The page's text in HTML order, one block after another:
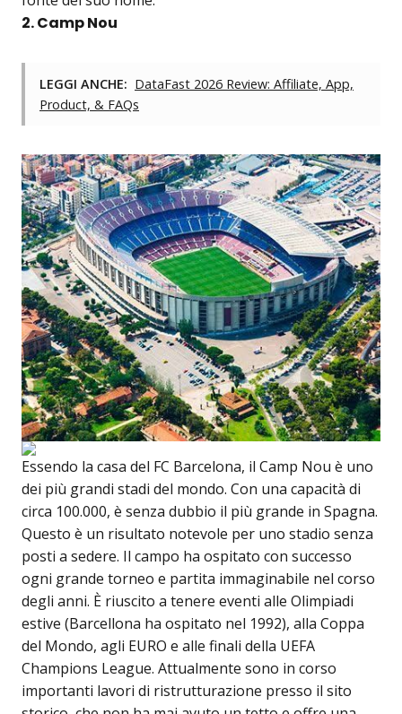
2. Camp Nou
LEGGI ANCHE: DataFast 2026 Review: Affiliate, App,
Product, & FAQs
Essendo la casa del FC Barcelona, il Camp Nou è uno
dei più grandi stadi del mondo. Con una capacità di
circa 100.000, è senza dubbio il più grande in Spagna.
Questo è un risultato notevole per uno stadio senza
posti a sedere. Il campo ha ospitato con successo
ogni grande torneo e partita immaginabile nel corso
degli anni. È riuscito a tenere eventi alle Olimpiadi
estive (Barcellona ha ospitato nel 1992), alla Coppa
del Mondo, agli EURO e alle finali della UEFA
Champions League. Attualmente sono in corso
importanti lavori di ristrutturazione presso il sito